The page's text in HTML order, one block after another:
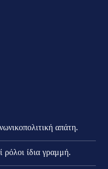
απάτη.
ρόλοι ίδια γραμμή.